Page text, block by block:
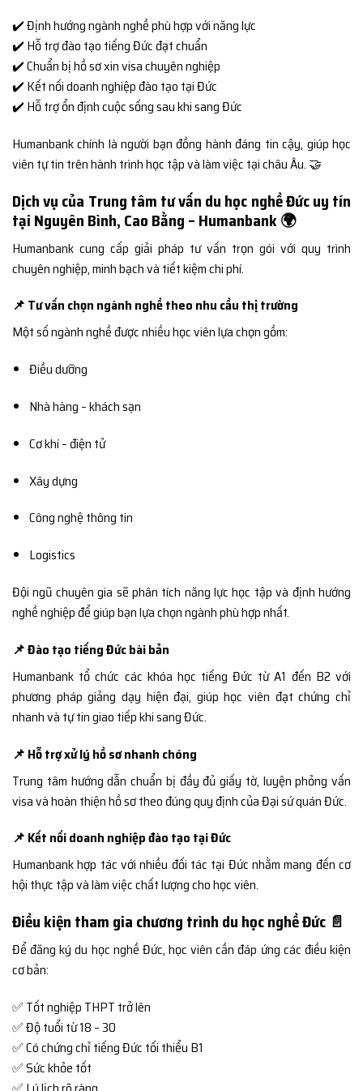
✔️ Định hướng ngành nghề phù hợp với năng lực
✔️ Hỗ trợ đào tạo tiếng Đức đạt chuẩn
✔️ Chuẩn bị hồ sơ xin visa chuyên nghiệp
✔️ Kết nối doanh nghiệp đào tạo tại Đức
✔️ Hỗ trợ ổn định cuộc sống sau khi sang Đức
Humanbank chính là người bạn đồng hành đáng tin cậy, giúp học
viên tự tin trên hành trình học tập và làm việc tại châu Âu. 🤝
Dịch vụ của Trung tâm tư vấn du học nghề Đức uy tín
tại Nguyên Bình, Cao Bằng – Humanbank 🌍
Humanbank cung cấp giải pháp tư vấn trọn gói với quy trình
chuyên nghiệp, minh bạch và tiết kiệm chi phí.
📌 Tư vấn chọn ngành nghề theo nhu cầu thị trường
Một số ngành nghề được nhiều học viên lựa chọn gồm:
Điều dưỡng
Nhà hàng – khách sạn
Cơ khí – điện tử
Xây dựng
Công nghệ thông tin
Logistics
Đội ngũ chuyên gia sẽ phân tích năng lực học tập và định hướng
nghề nghiệp để giúp bạn lựa chọn ngành phù hợp nhất.
📌 Đào tạo tiếng Đức bài bản
Humanbank tổ chức các khóa học tiếng Đức từ A1 đến B2 với
phương pháp giảng dạy hiện đại, giúp học viên đạt chứng chỉ
nhanh và tự tin giao tiếp khi sang Đức.
📌 Hỗ trợ xử lý hồ sơ nhanh chóng
Trung tâm hướng dẫn chuẩn bị đầy đủ giấy tờ, luyện phỏng vấn
visa và hoàn thiện hồ sơ theo đúng quy định của Đại sứ quán Đức.
📌 Kết nối doanh nghiệp đào tạo tại Đức
Humanbank hợp tác với nhiều đối tác tại Đức nhằm mang đến cơ
hội thực tập và làm việc chất lượng cho học viên.
Điều kiện tham gia chương trình du học nghề Đức 📄
Để đăng ký du học nghề Đức, học viên cần đáp ứng các điều kiện
cơ bản:
✅ Tốt nghiệp THPT trở lên
✅ Độ tuổi từ 18 – 30
✅ Có chứng chỉ tiếng Đức tối thiểu B1
✅ Sức khỏe tốt